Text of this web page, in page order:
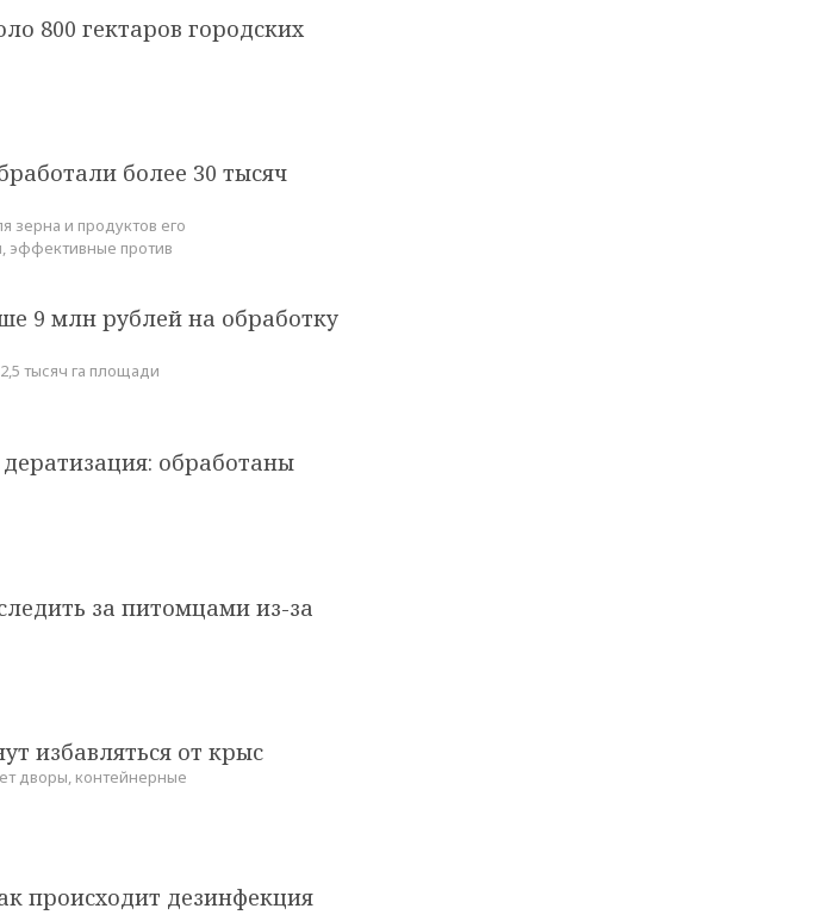
800 гектаров городских
более 30 тысяч
и продуктов его
эффективные против
9 млн рублей на обработку
тысяч га площади
обработаны
за питомцами из-за
избавляться от крыс
дворы, контейнерные
происходит дезинфекция